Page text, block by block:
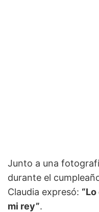
Junto a una
durante el
Claudia expresó:
mi rey”.